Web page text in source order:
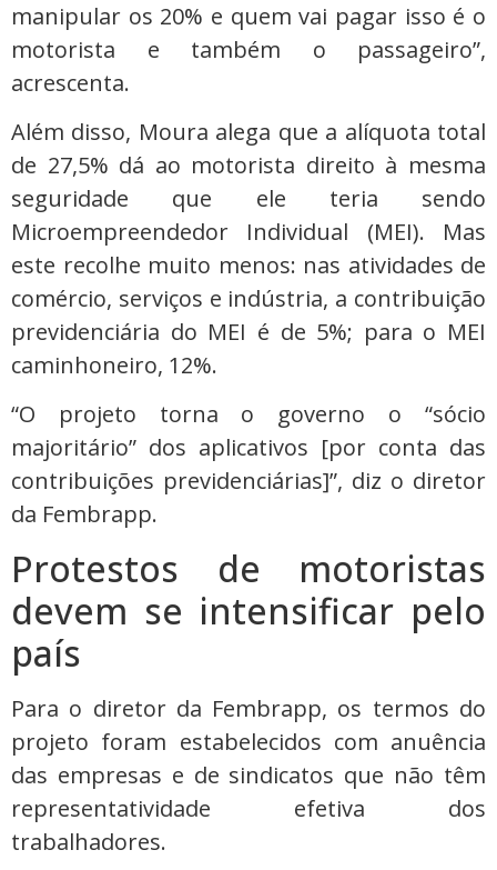
manipular os 20% e quem vai pagar isso é o
motorista e também o passageiro”,
acrescenta.
Além disso, Moura alega que a alíquota total
de 27,5% dá ao motorista direito à mesma
seguridade que ele teria sendo
Microempreendedor Individual (MEI). Mas
este recolhe muito menos: nas atividades de
comércio, serviços e indústria, a contribuição
previdenciária do MEI é de 5%; para o MEI
caminhoneiro, 12%.
“O projeto torna o governo o “sócio
majoritário” dos aplicativos [por conta das
contribuições previdenciárias]”, diz o diretor
da Fembrapp.
Protestos de motoristas
devem se intensificar pelo
país
Para o diretor da Fembrapp, os termos do
projeto foram estabelecidos com anuência
das empresas e de sindicatos que não têm
representatividade efetiva dos
trabalhadores.